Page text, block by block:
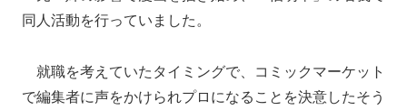
同人活動を行っていました。
就職を考えていたタイミングで、コミックマーケット
で編集者に声をかけられプロになることを決意したそう